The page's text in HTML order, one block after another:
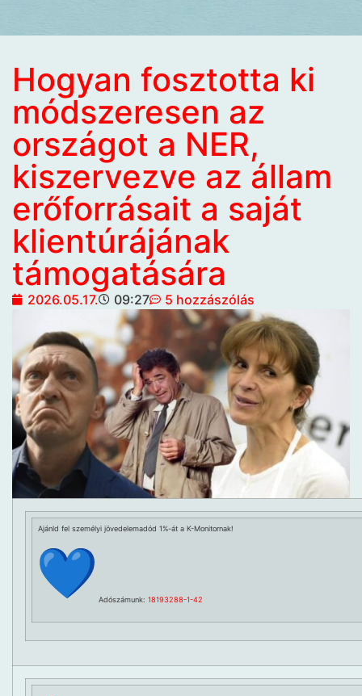
Hogyan fosztotta ki
módszeresen az
országot a NER,
kiszervezve az állam
erőforrásait a saját
klientúrájának
támogatására
2026.05.17. 09:27 5 hozzászólás
Ajánld fel személyi jövedelemadód 1%-át a K-Monitornak!
Adószámunk: 18193288-1-42